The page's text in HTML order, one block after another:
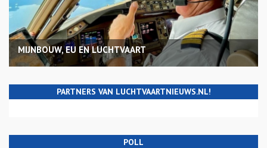
MIJNBOUW, EU EN LUCHTVAART
PARTNERS VAN LUCHTVAARTNIEUWS.NL!
POLL